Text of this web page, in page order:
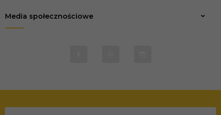
Media społecznościowe